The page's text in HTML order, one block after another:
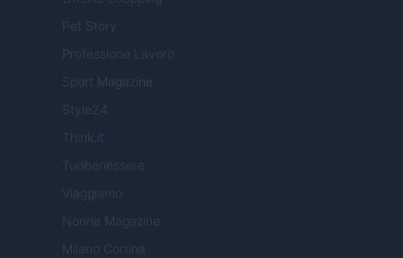
Pet Story
Professione Lavoro
Sport Magazine
Style24
Think.it
Tuobenessere
Viaggiamo
Nonne Magazine
Milano Cortina